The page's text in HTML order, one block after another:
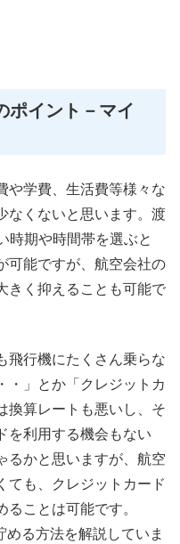
ポイント－マイ
や学費、生活費等様々な
なくないと思います。渡
時期や時間帯を選ぶと
可能ですが、航空会社の
きく抑えることも可能で
飛行機にたくさん乗らな
・」とか「クレジットカ
換算レートも悪いし、そ
を利用する機会もない
るかと思いますが、航空
ても、クレジットカード
ことは可能です。
る方法を解説していま